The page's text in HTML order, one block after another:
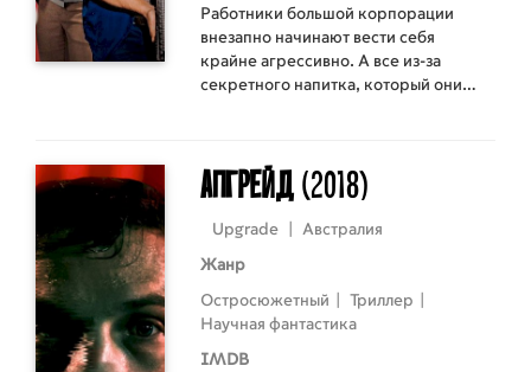
Работники большой корпорации
внезапно начинают вести себя
крайне агрессивно. А все из-за
секретного напитка, который они
другу глотки.
Апгрейд(2018)
Upgrade Австралия
Жанр
Остросюжетный Триллер
Научная фантастика
IMDB